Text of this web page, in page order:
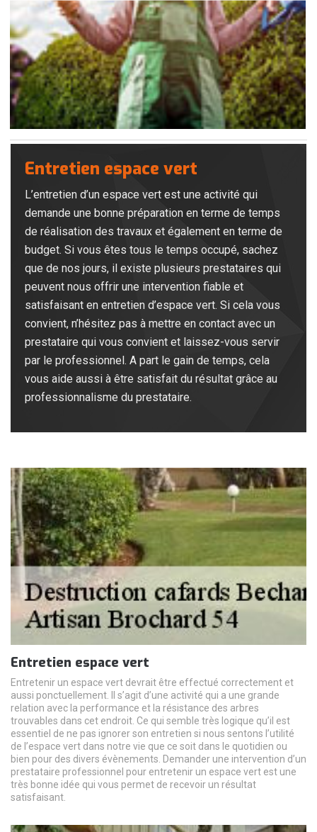
Entretien espace vert
L’entretien d’un espace vert est une activité qui
demande une bonne préparation en terme de temps
de réalisation des travaux et également en terme de
budget. Si vous êtes tous le temps occupé, sachez
que de nos jours, il existe plusieurs prestataires qui
peuvent nous offrir une intervention fiable et
satisfaisant en entretien d’espace vert. Si cela vous
convient, n’hésitez pas à mettre en contact avec un
prestataire qui vous convient et laissez-vous servir
par le professionnel. A part le gain de temps, cela
vous aide aussi à être satisfait du résultat grâce au
professionnalisme du prestataire.
Entretien espace vert
Entretenir un espace vert devrait être effectué correctement et
aussi ponctuellement. Il s’agit d’une activité qui a une grande
relation avec la performance et la résistance des arbres
trouvables dans cet endroit. Ce qui semble très logique qu’il est
essentiel de ne pas ignorer son entretien si nous sentons l’utilité
de l’espace vert dans notre vie que ce soit dans le quotidien ou
bien pour des divers évènements. Demander une intervention d’un
prestataire professionnel pour entretenir un espace vert est une
très bonne idée qui vous permet de recevoir un résultat
satisfaisant.